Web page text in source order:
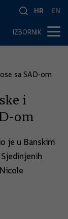
HR EN
IZBORNIK
sa SAD-om
i
om
je u Banskim